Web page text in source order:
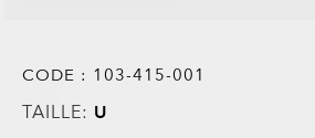
CODE : 103-415-001
TAILLE: U